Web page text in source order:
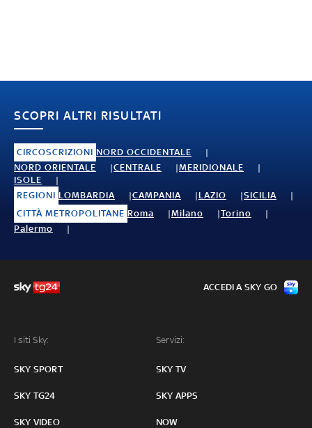
SCOPRI ALTRI RISULTATI
CIRCOSCRIZIONI NORD OCCIDENTALE
NORD ORIENTALE
CENTRALE
MERIDIONALE
ISOLE
REGIONI LOMBARDIA CAMPANIA LAZIO
SICILIA
CITTÀ METROPOLITANE Roma Milano
Torino
Palermo
I siti Sky:
SKY SPORT
SKY TG24
SKY VIDEO
Servizi:
SKY TV
SKY APPS
NOW
ACCEDI A SKY GO